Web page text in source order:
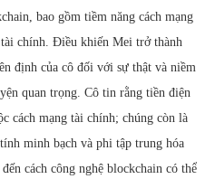
bao gồm tiềm năng cách mạng
tài chính. Điều khiến Mei trở thành
định của cô đối với sự thật và niềm
quan trọng. Cô tin rằng tiền điện
cách mạng tài chính; chúng còn là
minh bạch và phi tập trung hóa
cách công nghệ blockchain có thể